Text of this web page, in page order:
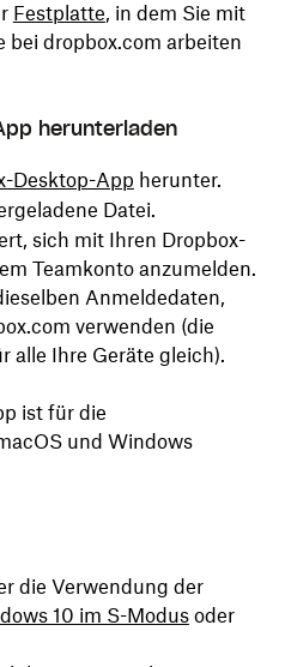
Festplatte, in dem Sie mit
bei dropbox.com arbeiten
herunterladen
Desktop-App herunter.
Datei.
sich mit Ihren Dropbox-
Teamkonto anzumelden.
Anmeldedaten,
verwenden (die
alle Ihre Geräte gleich).
ist für die
und Windows
die Verwendung der
10 im S-Modusoder